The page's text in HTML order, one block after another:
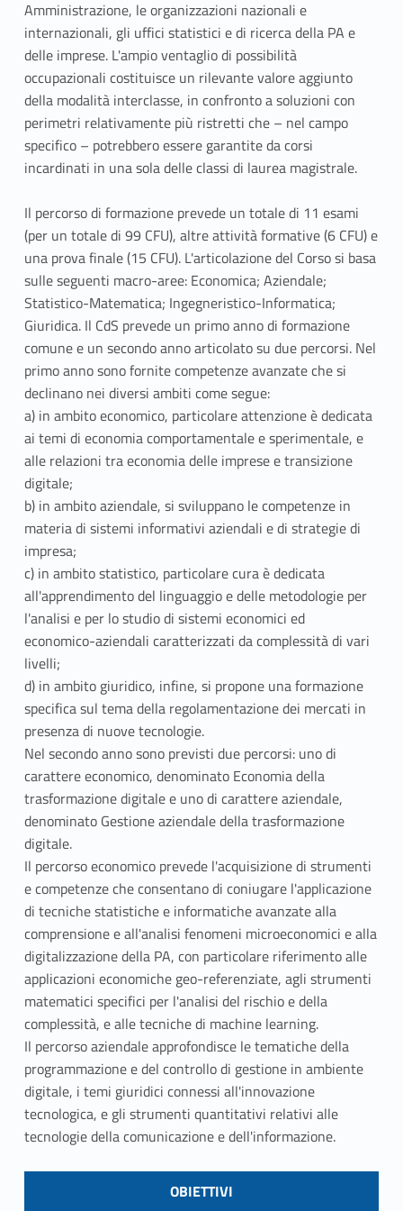
Amministrazione, le organizzazioni nazionali e
internazionali, gli uffici statistici e di ricerca della PA e
delle imprese. L'ampio ventaglio di possibilità
occupazionali costituisce un rilevante valore aggiunto
della modalità interclasse, in confronto a soluzioni con
perimetri relativamente più ristretti che – nel campo
specifico – potrebbero essere garantite da corsi
incardinati in una sola delle classi di laurea magistrale.
Il percorso di formazione prevede un totale di 11 esami
(per un totale di 99 CFU), altre attività formative (6 CFU) e
una prova finale (15 CFU). L'articolazione del Corso si basa
sulle seguenti macro-aree: Economica; Aziendale;
Statistico-Matematica; Ingegneristico-Informatica;
Giuridica. Il CdS prevede un primo anno di formazione
comune e un secondo anno articolato su due percorsi. Nel
primo anno sono fornite competenze avanzate che si
declinano nei diversi ambiti come segue:
a) in ambito economico, particolare attenzione è dedicata
ai temi di economia comportamentale e sperimentale, e
alle relazioni tra economia delle imprese e transizione
digitale;
b) in ambito aziendale, si sviluppano le competenze in
materia di sistemi informativi aziendali e di strategie di
impresa;
c) in ambito statistico, particolare cura è dedicata
all'apprendimento del linguaggio e delle metodologie per
l'analisi e per lo studio di sistemi economici ed
economico-aziendali caratterizzati da complessità di vari
livelli;
d) in ambito giuridico, infine, si propone una formazione
specifica sul tema della regolamentazione dei mercati in
presenza di nuove tecnologie.
Nel secondo anno sono previsti due percorsi: uno di
carattere economico, denominato Economia della
trasformazione digitale e uno di carattere aziendale,
denominato Gestione aziendale della trasformazione
digitale.
Il percorso economico prevede l'acquisizione di strumenti
e competenze che consentano di coniugare l'applicazione
di tecniche statistiche e informatiche avanzate alla
comprensione e all'analisi fenomeni microeconomici e alla
digitalizzazione della PA, con particolare riferimento alle
applicazioni economiche geo-referenziate, agli strumenti
matematici specifici per l'analisi del rischio e della
complessità, e alle tecniche di machine learning.
Il percorso aziendale approfondisce le tematiche della
programmazione e del controllo di gestione in ambiente
digitale, i temi giuridici connessi all'innovazione
tecnologica, e gli strumenti quantitativi relativi alle
tecnologie della comunicazione e dell'informazione.
LINK IDENTIFIER #IDENTIFIER__110600-1
OBIETTIVI